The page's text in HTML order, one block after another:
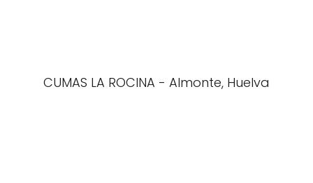
CUMAS LA ROCINA - Almonte, Huelva